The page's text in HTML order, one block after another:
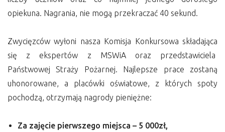
opiekuna. Nagrania, nie mogą przekraczać 40 sekund.
Zwycięzców wyłoni nasza Komisja Konkursowa składająca
się z ekspertów z MSWiAoraz przedstawiciela
Państwowej Straży Pożarnej. Najlepsze prace zostaną
uhonorowane, a placówki oświatowe, z których spoty
pochodzą, otrzymają nagrody pieniężne:
Za zajęcie pierwszego miejsca – 5 000zł,